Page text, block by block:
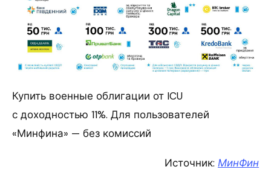
Купить военные облигации от ICU
с доходностью 11%. Для пользователей
«Минфина» — без комиссий
Источник: МинФин